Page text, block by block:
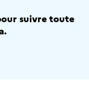
suivre toute